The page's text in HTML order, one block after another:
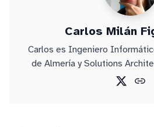
Carlos Milán
Carlos es Ingeniero
de Almería y Solutions
Services.